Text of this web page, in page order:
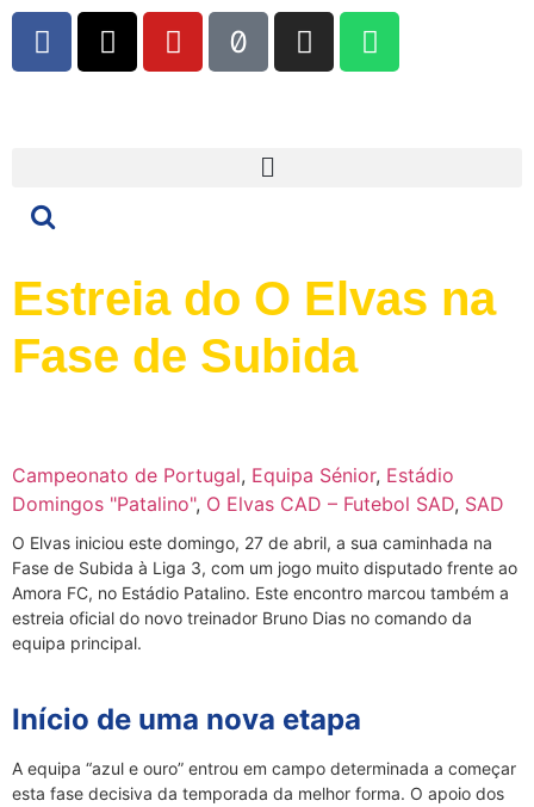
Estreia do O Elvas na
Fase de Subida
Campeonato de Portugal, Equipa Sénior, Estádio
Domingos "Patalino", O Elvas CAD – Futebol SAD, SAD
O Elvas iniciou este domingo, 27 de abril, a sua caminhada na
Fase de Subida à Liga 3, com um jogo muito disputado frente ao
Amora FC, no Estádio Patalino. Este encontro marcou também a
estreia oficial do novo treinador Bruno Dias no comando da
equipa principal.
Início de uma nova etapa
A equipa “azul e ouro” entrou em campo determinada a começar
esta fase decisiva da temporada da melhor forma. O apoio dos